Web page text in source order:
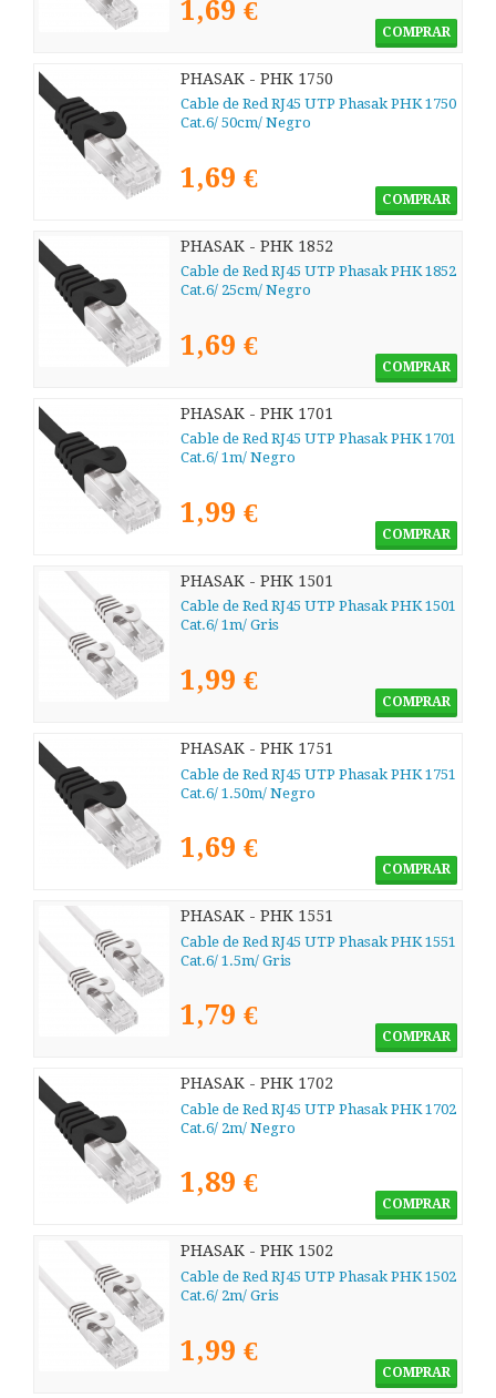
1,69 €
COMPRAR
PHASAK - PHK 1750
Cable de Red RJ45 UTP Phasak PHK 1750
Cat.6/ 50cm/ Negro
1,69 €
COMPRAR
PHASAK - PHK 1852
Cable de Red RJ45 UTP Phasak PHK 1852
Cat.6/ 25cm/ Negro
1,69 €
COMPRAR
PHASAK - PHK 1701
Cable de Red RJ45 UTP Phasak PHK 1701
Cat.6/ 1m/ Negro
1,99 €
COMPRAR
PHASAK - PHK 1501
Cable de Red RJ45 UTP Phasak PHK 1501
Cat.6/ 1m/ Gris
1,99 €
COMPRAR
PHASAK - PHK 1751
Cable de Red RJ45 UTP Phasak PHK 1751
Cat.6/ 1.50m/ Negro
1,69 €
COMPRAR
PHASAK - PHK 1551
Cable de Red RJ45 UTP Phasak PHK 1551
Cat.6/ 1.5m/ Gris
1,79 €
COMPRAR
PHASAK - PHK 1702
Cable de Red RJ45 UTP Phasak PHK 1702
Cat.6/ 2m/ Negro
1,89 €
COMPRAR
PHASAK - PHK 1502
Cable de Red RJ45 UTP Phasak PHK 1502
Cat.6/ 2m/ Gris
1,99 €
COMPRAR